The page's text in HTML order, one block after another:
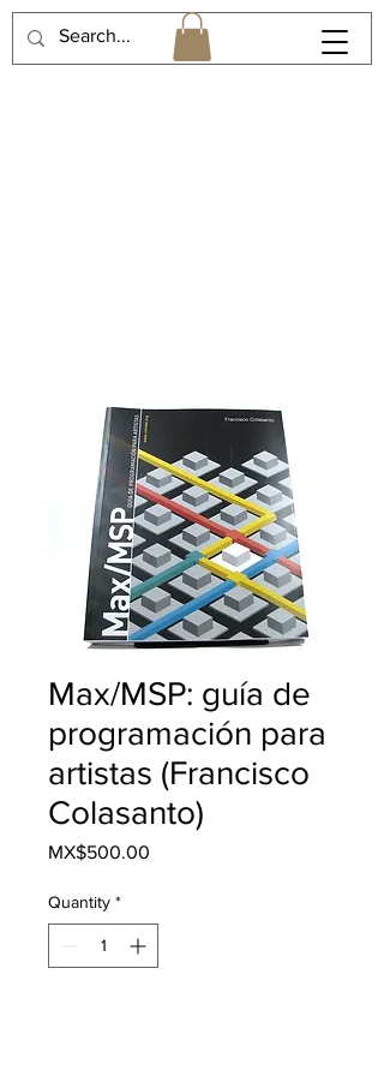
Max/MSP: guía de
programación para
artistas (Francisco
Colasanto)
MX$500.00
Quantity *